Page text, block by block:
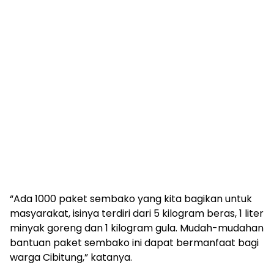
“Ada 1000 paket sembako yang kita bagikan untuk
masyarakat, isinya terdiri dari 5 kilogram beras, 1 liter
minyak goreng dan 1 kilogram gula. Mudah-mudahan
bantuan paket sembako ini dapat bermanfaat bagi
warga Cibitung,” katanya.